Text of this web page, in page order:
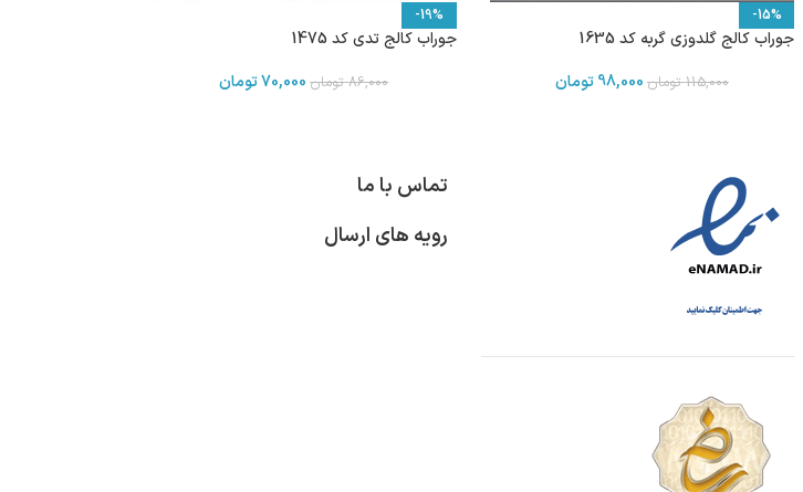
-15%
جوراب کالج گلدوزی گربه کد 1635
115,000 تومان 98,000 تومان
-19%
جوراب کالج تدی کد 1475
86,000 تومان 70,000تومان
تماس با ما
رویه های ارسال